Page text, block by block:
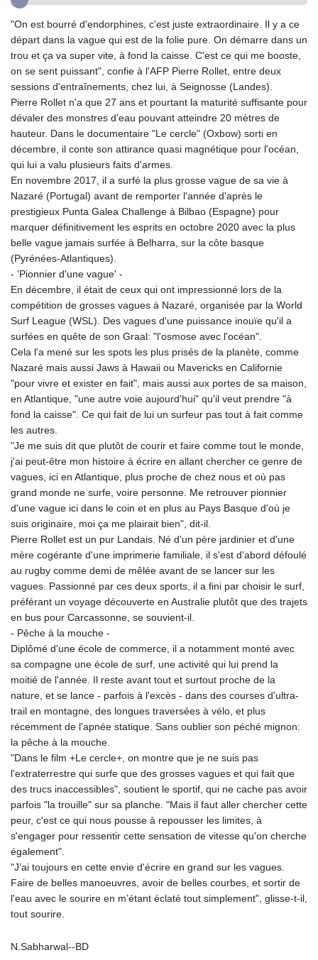
GTQ 8.794891
GYD 241.157003
HKD 9.067746
HNL 30.895616
HRK 7.536622
HTG 150.718127
HUF 363.096405
IDR 20580.370421
ILS 3.468234
IMP 0.8566
INR 110.076256
IQD 1509.981237
IRR
1590322.371805
ISK 142.598215
JEP 0.8566
JPY 182.445186
KES 149.158147
KGS 101.104505
KHR 4681.941823
KMF 492.514185
KRW 1627.712241
KWD 0.356853
KYD 0.960588
KZT 540.233287
LBP
103223.017367
LKR 386.635196
LRD 208.057415
LSL 18.726567
LTL 3.413768
LVL 0.699335
LYD 7.331909
MAD 10.743067
MDL 20.044751
MGA 4918.938878
MKD 61.524236
MNT 4159.0218
MOP 9.314584
MRU 46.338424
MUR 54.419742
MVR 17.862733
MWK 1998.775164
MYR 4.728715
MZN 73.882892
NAD 18.726567
NGN 1577.963717
NIO 42.419473
NOK 10.99759
NZD 1.966719
OMR 0.442445
PAB 1.152686
"On est bourré d'endorphines, c'est juste extraordinaire. Il y a ce
départ dans la vague qui est de la folie pure. On démarre dans un
trou et ça va super vite, à fond la caisse. C'est ce qui me booste,
on se sent puissant", confie à l'AFP Pierre Rollet, entre deux
sessions d'entraînements, chez lui, à Seignosse (Landes).
Pierre Rollet n'a que 27 ans et pourtant la maturité suffisante pour
dévaler des monstres d'eau pouvant atteindre 20 mètres de
hauteur. Dans le documentaire "Le cercle" (Oxbow) sorti en
décembre, il conte son attirance quasi magnétique pour l'océan,
qui lui a valu plusieurs faits d'armes.
En novembre 2017, il a surfé la plus grosse vague de sa vie à
Nazaré (Portugal) avant de remporter l'année d'après le
prestigieux Punta Galea Challenge à Bilbao (Espagne) pour
marquer définitivement les esprits en octobre 2020 avec la plus
belle vague jamais surfée à Belharra, sur la côte basque
(Pyrénées-Atlantiques).
- 'Pionnier d'une vague' -
En décembre, il était de ceux qui ont impressionné lors de la
compétition de grosses vagues à Nazaré, organisée par la World
Surf League (WSL). Des vagues d'une puissance inouïe qu'il a
surfées en quête de son Graal: "l'osmose avec l'océan".
Cela l'a mené sur les spots les plus prisés de la planète, comme
Nazaré mais aussi Jaws à Hawaii ou Mavericks en Californie
"pour vivre et exister en fait", mais aussi aux portes de sa maison,
en Atlantique, "une autre voie aujourd'hui" qu'il veut prendre "à
fond la caisse". Ce qui fait de lui un surfeur pas tout à fait comme
les autres.
"Je me suis dit que plutôt de courir et faire comme tout le monde,
j'ai peut-être mon histoire à écrire en allant chercher ce genre de
vagues, ici en Atlantique, plus proche de chez nous et où pas
grand monde ne surfe, voire personne. Me retrouver pionnier
d'une vague ici dans le coin et en plus au Pays Basque d'où je
suis originaire, moi ça me plairait bien", dit-il.
Pierre Rollet est un pur Landais. Né d'un père jardinier et d'une
mère cogérante d'une imprimerie familiale, il s'est d'abord défoulé
au rugby comme demi de mêlée avant de se lancer sur les
vagues. Passionné par ces deux sports, il a fini par choisir le surf,
préférant un voyage découverte en Australie plutôt que des trajets
en bus pour Carcassonne, se souvient-il.
- Pêche à la mouche -
Diplômé d'une école de commerce, il a notamment monté avec
sa compagne une école de surf, une activité qui lui prend la
moitié de l'année. Il reste avant tout et surtout proche de la
nature, et se lance - parfois à l'excès - dans des courses d'ultra-
trail en montagne, des longues traversées à vélo, et plus
récemment de l'apnée statique. Sans oublier son péché mignon:
la pêche à la mouche.
"Dans le film +Le cercle+, on montre que je ne suis pas
l'extraterrestre qui surfe que des grosses vagues et qui fait que
des trucs inaccessibles", soutient le sportif, qui ne cache pas avoir
parfois "la trouille" sur sa planche. "Mais il faut aller chercher cette
peur, c'est ce qui nous pousse à repousser les limites, à
s'engager pour ressentir cette sensation de vitesse qu'on cherche
également".
"J’ai toujours en cette envie d'écrire en grand sur les vagues.
Faire de belles manoeuvres, avoir de belles courbes, et sortir de
l'eau avec le sourire en m’étant éclaté tout simplement", glisse-t-il,
tout sourire.
N.Sabharwal--BD